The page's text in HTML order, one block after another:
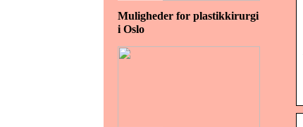
Muligheder for plastikkirurgi
i Oslo